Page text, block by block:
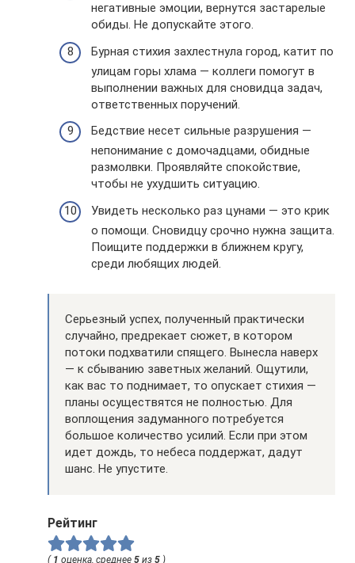
негативные эмоции, вернутся застарелые
обиды. Не допускайте этого.
Бурная стихия захлестнула город, катит по
улицам горы хлама — коллеги помогут в
выполнении важных для сновидца задач,
ответственных поручений.
Бедствие несет сильные разрушения —
непонимание с домочадцами, обидные
размолвки. Проявляйте спокойствие,
чтобы не ухудшить ситуацию.
Увидеть несколько раз цунами — это крик
о помощи. Сновидцу срочно нужна защита.
Поищите поддержки в ближнем кругу,
среди любящих людей.
Серьезный успех, полученный практически
случайно, предрекает сюжет, в котором
потоки подхватили спящего. Вынесла наверх
— к сбыванию заветных желаний. Ощутили,
как вас то поднимает, то опускает стихия —
планы осуществятся не полностью. Для
воплощения задуманного потребуется
большое количество усилий. Если при этом
идет дождь, то небеса поддержат, дадут
шанс. Не упустите.
Рейтинг
( 1 оценка, среднее 5 из 5 )